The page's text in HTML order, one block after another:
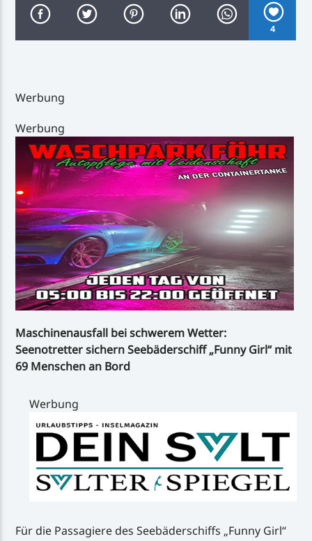
Ted und Felix präsentieren
Handystream
4
Werbung
Werbung
Maschinenausfall bei schwerem Wetter:
Seenotretter sichern Seebäderschiff „Funny Girl“ mit
69 Menschen an Bord
Werbung
Für die Passagiere des Seebäderschiffs „Funny Girl“